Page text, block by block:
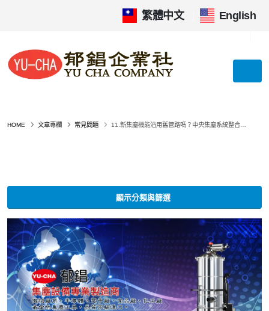
繁體中文 English
HOME 文章專欄 常見問題 11.新集塵機能沿用舊管路嗎？中央集塵系統整合升級的 5 大關鍵評估，省錢又高效！
顯示分類與篩選